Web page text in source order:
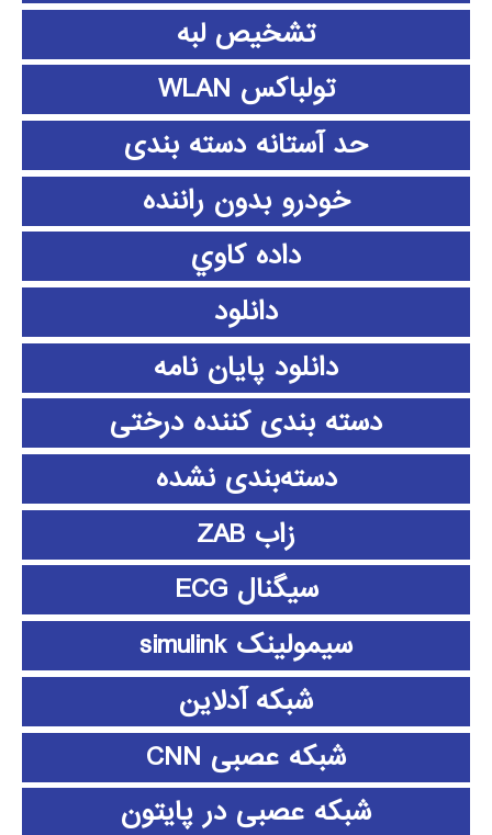
تشخیص لبه
تولباکس WLAN
حد آستانه دسته بندی
خودرو بدون راننده
داده كاوي
دانلود
دانلود پايان نامه
دسته بندی کننده درختی
دسته‌بندی نشده
زاب ZAB
سیگنال ECG
سیمولینک simulink
شبکه آدلاین
شبکه عصبی CNN
شبکه عصبی در پایتون